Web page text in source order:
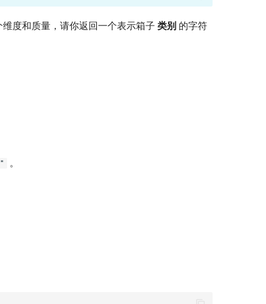
维度和质量，请你返回一个表示箱子 类别 的字符
。